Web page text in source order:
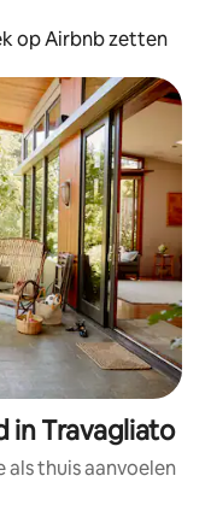
op Airbnb zetten
in Travagliato
thuis aanvoelen